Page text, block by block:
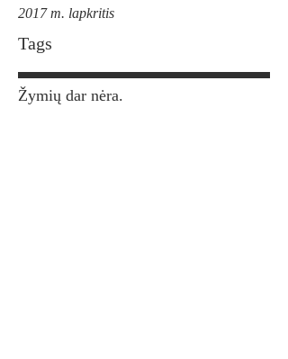
2017 m. lapkritis
Tags
Žymių dar nėra.